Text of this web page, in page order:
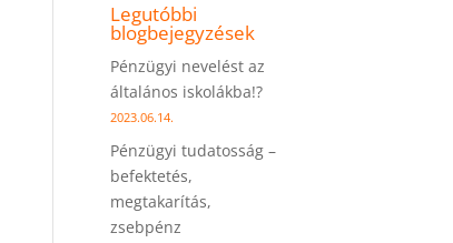
Legutóbbi
blogbejegyzések
Pénzügyi nevelést az
általános iskolákba!?
2023.06.14.
Pénzügyi tudatosság –
befektetés,
megtakarítás,
zsebpénz